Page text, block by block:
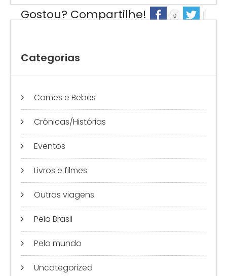
Gostou? Compartilhe! 0
Categorias
Comes e Bebes
Crônicas/Histórias
Eventos
Livros e filmes
Outras viagens
Pelo Brasil
Pelo mundo
Uncategorized